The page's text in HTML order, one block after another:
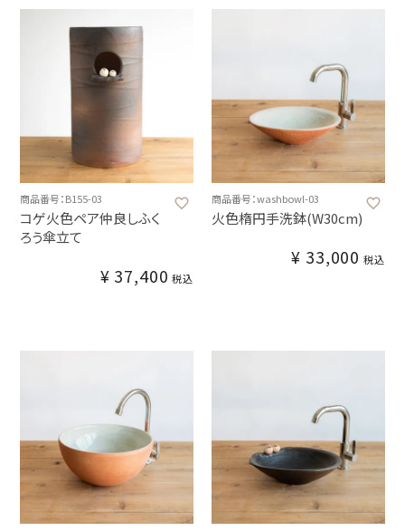
商品番号：B155-03
コゲ火色ペア仲良しふく
ろう傘立て
¥ 37,400 税込
商品番号：washbowl-03
火色楕円手洗鉢(W30cm)
¥ 33,000 税込